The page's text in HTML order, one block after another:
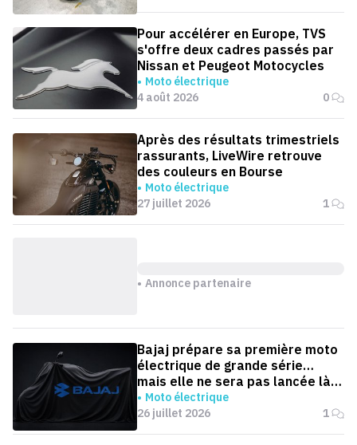
Pour accélérer en Europe, TVS
s'offre deux cadres passés par
Nissan et Peugeot Motocycles
Moto électrique
4 août 2026
0
Après des résultats trimestriels
rassurants, LiveWire retrouve
des couleurs en Bourse
Moto électrique
27 juillet 2026
1
Annonce partenaire
Bajaj prépare sa première moto
électrique de grande série…
mais elle ne sera pas lancée là
où on l'attend
Moto électrique
26 juillet 2026
1